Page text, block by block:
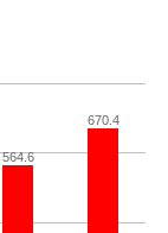
564.6
670.4